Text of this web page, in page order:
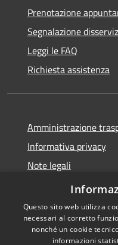
Prenotazione
Segnalazione
Leggi le FAQ
Richiesta assistenza
Amministrazione
Informativa privacy
Note legali
Dichiarazione di
Questo sito web utilizza
necessari al corretto
nonché un cookie
informazioni